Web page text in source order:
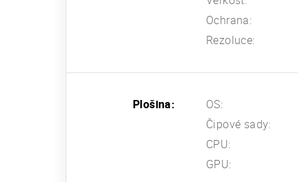
Ochrana:
Rezoluce:
Plošina: OS:
Čipové sady:
CPU:
GPU: